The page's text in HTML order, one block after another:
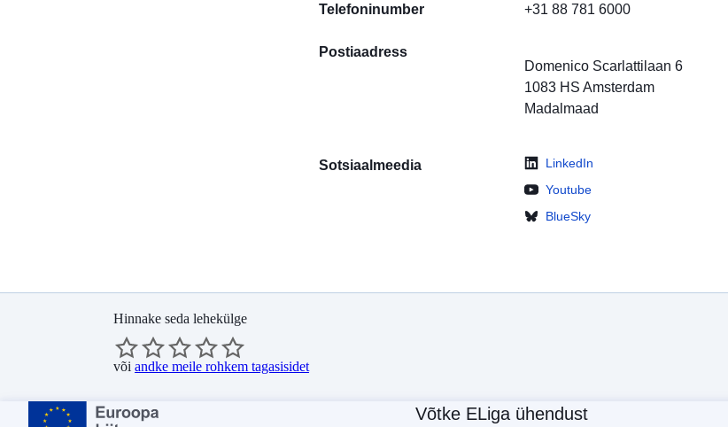
Telefoninumber +31 88 781 6000
Postiaadress
Domenico Scarlattilaan 6
1083 HS Amsterdam
Madalmaad
Sotsiaalmeedia
LinkedIn
Youtube
BlueSky
Hinnake seda lehekülge
või andke meile rohkem tagasisidet
Võtke ELiga ühendust